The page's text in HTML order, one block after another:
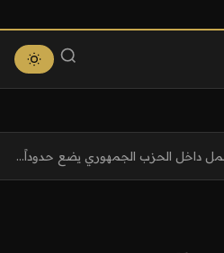
داخل الحزب الجمهوري يضع حدوداً...